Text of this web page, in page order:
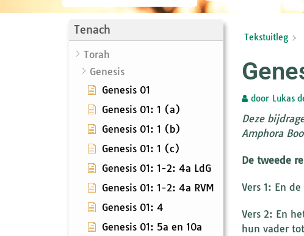
Tenach
Torah
Genesis
Genesis 01
Genesis 01: 1 (a)
Genesis 01: 1 (b)
Genesis 01: 1 (c)
Genesis 01: 1-2: 4a LdG
Genesis 01: 1-2: 4a RVM
Genesis 01: 4
Genesis 01: 5a en 10a
Tekstuitleg
door Lukas
Deze
Amphora
De tweede
Vers 1: En
Vers 2: En
hun vader